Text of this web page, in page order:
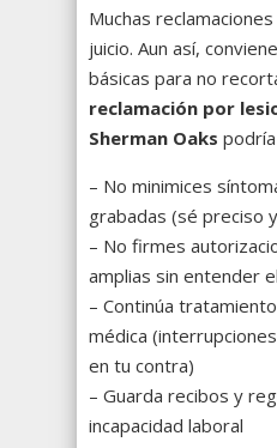
Muchas
juicio. Aun así,
básicas para no
reclamación por
Sherman Oaks
– No minimices
grabadas (sé preciso
– No firmes
amplias sin entender
– Continúa
médica
en tu contra)
– Guarda recibos y
incapacidad laboral